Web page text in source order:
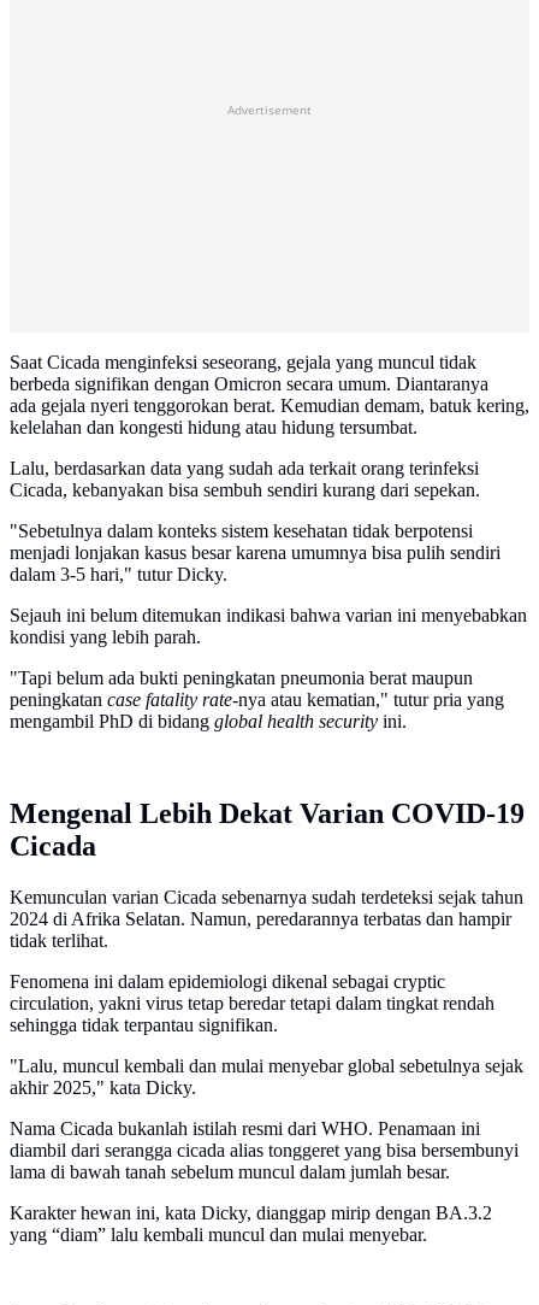
Advertisement
Saat Cicada menginfeksi seseorang, gejala yang muncul tidak
berbeda signifikan dengan Omicron secara umum. Diantaranya
ada gejala nyeri tenggorokan berat. Kemudian demam, batuk kering,
kelelahan dan kongesti hidung atau hidung tersumbat.
Lalu, berdasarkan data yang sudah ada terkait orang terinfeksi
Cicada, kebanyakan bisa sembuh sendiri kurang dari sepekan.
"Sebetulnya dalam konteks sistem kesehatan tidak berpotensi
menjadi lonjakan kasus besar karena umumnya bisa pulih sendiri
dalam 3-5 hari," tutur Dicky.
Sejauh ini belum ditemukan indikasi bahwa varian ini menyebabkan
kondisi yang lebih parah.
"Tapi belum ada bukti peningkatan pneumonia berat maupun
peningkatan case fatality rate-nya atau kematian," tutur pria yang
mengambil PhD di bidang global health security ini.
Mengenal Lebih Dekat Varian COVID-19
Cicada
Kemunculan varian Cicada sebenarnya sudah terdeteksi sejak tahun
2024 di Afrika Selatan. Namun, peredarannya terbatas dan hampir
tidak terlihat.
Fenomena ini dalam epidemiologi dikenal sebagai cryptic
circulation, yakni virus tetap beredar tetapi dalam tingkat rendah
sehingga tidak terpantau signifikan.
"Lalu, muncul kembali dan mulai menyebar global sebetulnya sejak
akhir 2025," kata Dicky.
Nama Cicada bukanlah istilah resmi dari WHO. Penamaan ini
diambil dari serangga cicada alias tonggeret yang bisa bersembunyi
lama di bawah tanah sebelum muncul dalam jumlah besar.
Karakter hewan ini, kata Dicky, dianggap mirip dengan BA.3.2
yang “diam” lalu kembali muncul dan mulai menyebar.